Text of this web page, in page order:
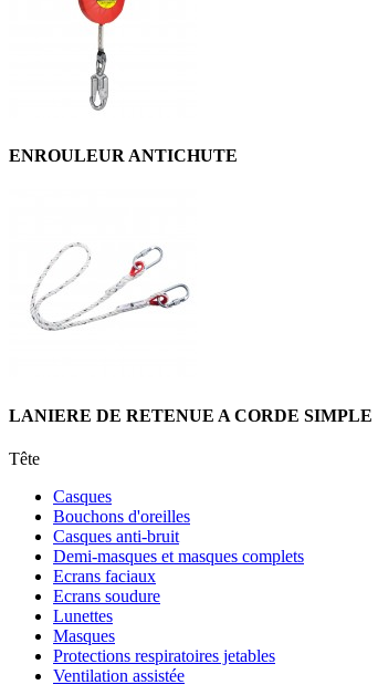
ENROULEUR ANTICHUTE
LANIERE DE RETENUE A CORDE SIMPLE
Tête
Casques
Bouchons d'oreilles
Casques anti-bruit
Demi-masques et masques complets
Ecrans faciaux
Ecrans soudure
Lunettes
Masques
Protections respiratoires jetables
Ventilation assistée